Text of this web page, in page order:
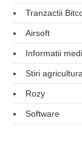
Tranzactii
Airsoft
Informatii
Stiri agricultura
Rozy
Software